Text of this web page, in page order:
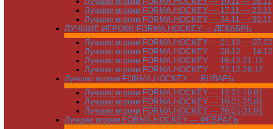
Лучшие игроки FORMA.HOCKEY — 17.11 — 23.11
Лучшие игроки FORMA.HOCKEY — 24.11 — 30.11
ЛУЧШИЕ ИГРОКИ FORMA.HOCKEY — ДЕКАБРЬ
Лучшие игроки FORMA.HOCKEY — 01.12 — 07.12
Лучшие игроки FORMA.HOCKEY — 08.12 — 14.12
Лучшие игроки FORMA.HOCKEY — 16.12-21.12
Лучшие игроки FORMA.HOCKEY — 22.12-28.12
Лучшие игроки FORMA.HOCKEY — ЯНВАРЬ
Лучшие игроки FORMA.HOCKEY — 12.01-18.01
Лучшие игроки FORMA.HOCKEY — 19.01-25.01
Лучшие игроки FORMA.HOCKEY — 26.01-31.01
Лучшие игроки FORMA.HOCKEY — ФЕВРАЛЬ